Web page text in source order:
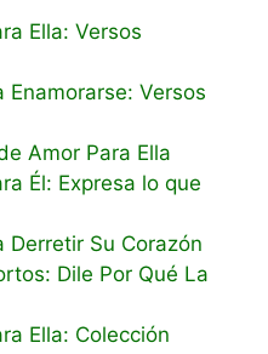
Ella: Versos
Enamorarse: Versos
Amor Para Ella
Él: Expresa lo que
Derretir Su Corazón
Dile Por Qué La
Ella: Colección